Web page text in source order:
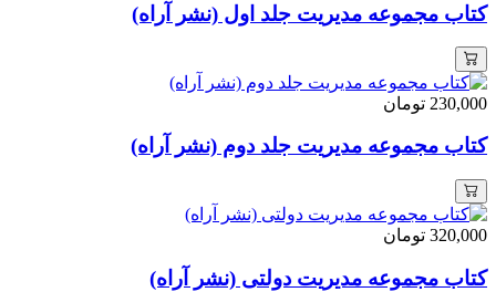
کتاب مجموعه مدیریت جلد اول (نشر آراه)
230,000 تومان
کتاب مجموعه مدیریت جلد دوم (نشر آراه)
320,000 تومان
کتاب مجموعه مدیریت دولتی (نشر آراه)